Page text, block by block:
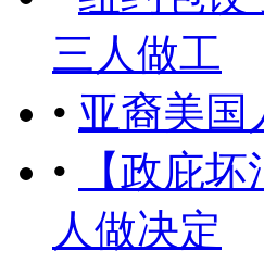
三人做工
• 亚裔美国
•
【政庇
人做决定